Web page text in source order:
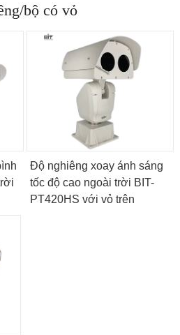
bộ có vỏ
Độ nghiêng xoay ánh sáng
tốc độ cao ngoài trời BIT-
PT420HS với vỏ trên